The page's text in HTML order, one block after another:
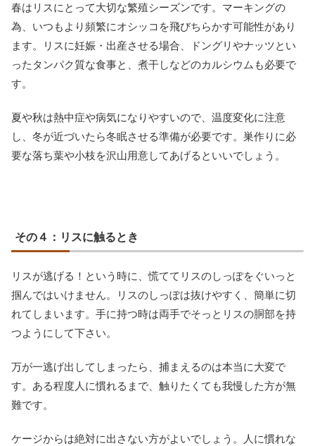
春はリスにとって大切な繁殖シーズンです。マーキングの
為、いつもより頻繁にオシッコを飛びちらかす可能性があり
ます。リスに妊娠・出産させる場合、ドングリやナッツとい
ったタンパク質な食事と、煮干しなどのカルシウムも必要で
す。
夏や秋は熱中症や病気になりやすいので、温度変化に注意
し、冬が近づいたら冬眠させる準備が必要です。巣作りに必
要な落ち葉や小枝を沢山用意してあげるといいでしょう。
その４：リスに触るとき
リスが逃げる！という時に、慌ててリスのしっぽをぐいっと
掴んではいけません。リスのしっぽは抜けやすく、簡単に切
れてしまいます。手に持つ時は両手でそっとリスの胴部を持
つようにして下さい。
万が一逃げ出してしまったら、捕まえるのは本当に大変で
す。ある程度人に慣れるまで、触りたくても我慢した方が無
難です。
ケージからは絶対に出さない方がよいでしょう。人に慣れな